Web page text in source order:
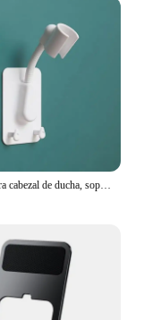
Soporte para cabezal de ducha, soporte para cabezal de ducha autoadhesivo ajustable, soporte de montaje en pared, SPA, baño, Universal, 1 ud.